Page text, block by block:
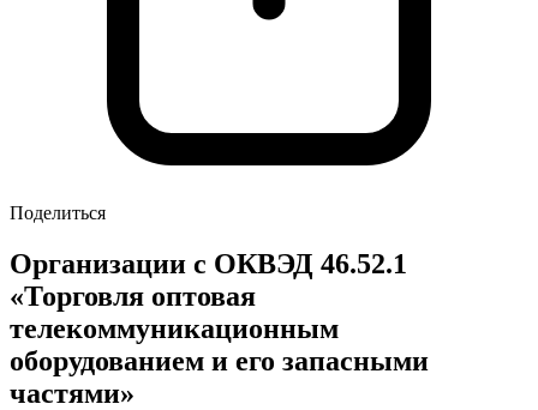
Поделиться
Организации с ОКВЭД 46.52.1
«Торговля оптовая
телекоммуникационным
оборудованием и его запасными
частями»